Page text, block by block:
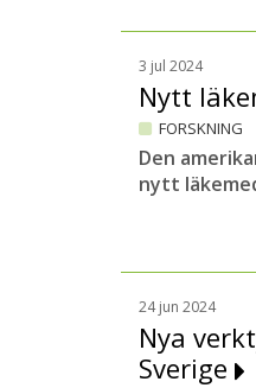
3 jul 2024
Nytt
FORSKNING
Den
nytt
24 jun 2024
Nya
Sverige